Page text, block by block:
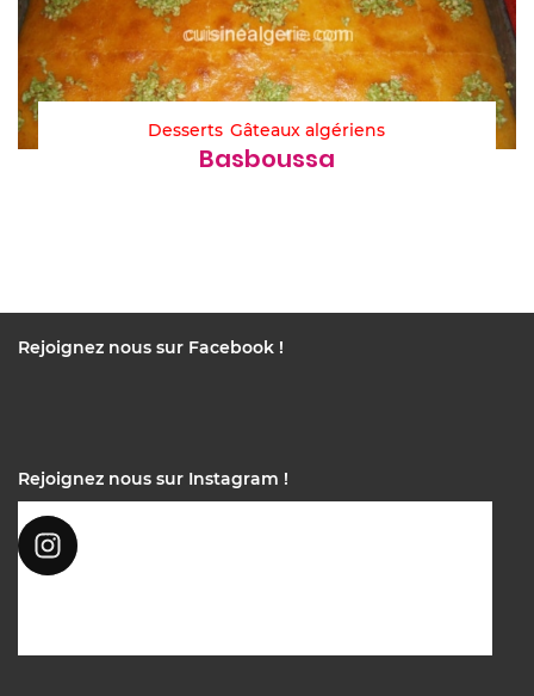
Desserts Gâteaux algériens
Basboussa
Rejoignez nous sur Facebook !
Rejoignez nous sur Instagram !